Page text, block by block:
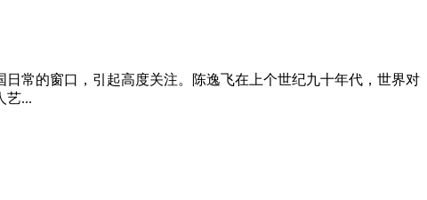
常的窗口，引起高度关注。陈逸飞在上个世纪九十年代，世界对
艺...